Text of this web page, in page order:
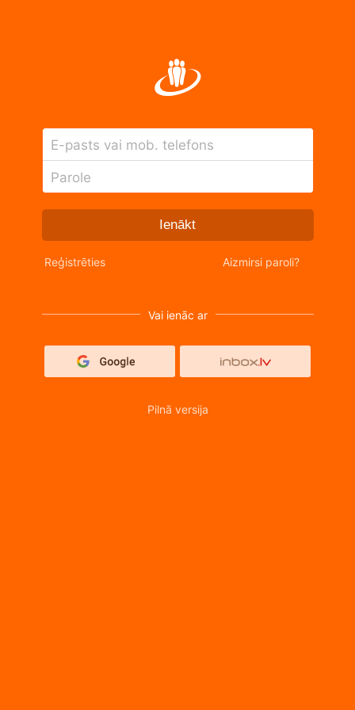
E-pasts vai mob. telefons
Parole
Ienākt
Reģistrēties Aizmirsi paroli?
Vai ienāc ar
Pilnā versija